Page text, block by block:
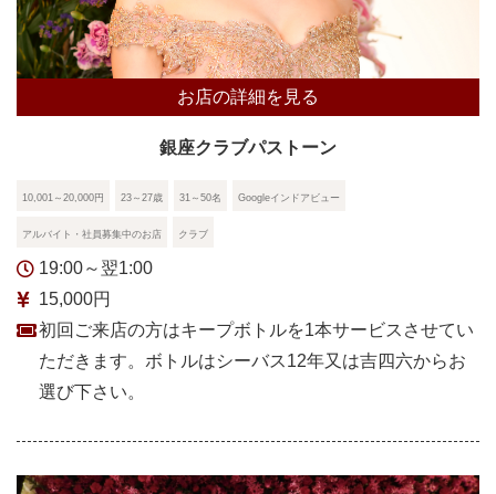
お店の詳細を見る
銀座クラブパストーン
10,001～20,000円 23～27歳 31～50名 Googleインドアビュー
アルバイト・社員募集中のお店 クラブ
19:00～翌1:00
15,000円
初回ご来店の方はキープボトルを1本サービスさせてい
ただきます。ボトルはシーバス12年又は吉四六からお
選び下さい。